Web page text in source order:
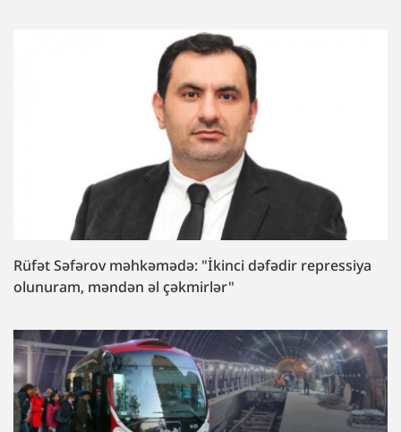
Rüfət Səfərov məhkəmədə: "İkinci dəfədir repressiya
olunuram, məndən əl çəkmirlər"